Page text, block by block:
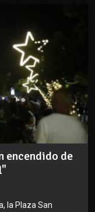
encendido de
la Plaza San